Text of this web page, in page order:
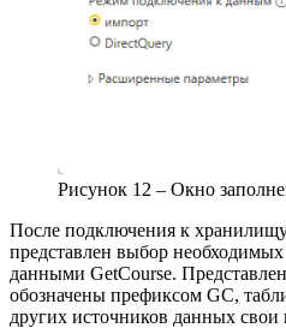
Рисунок 12 – Окно
После подключения к
представлен выбор
данными GetCourse.
обозначены префиксом GC,
других источников данных